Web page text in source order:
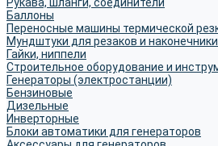
Баллоны
Переносные машины термической
Мундштуки для резаков и
Гайки, ниппели
Строительное оборудование и
Генераторы (электростанции)
Бензиновые
Дизельные
Инверторные
Блоки автоматики для генераторов